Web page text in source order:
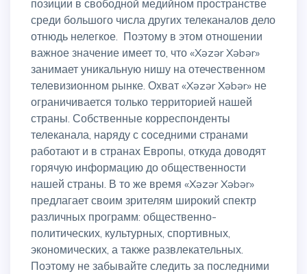
позиции в свободной медийном пространстве
среди большого числа других телеканалов дело
отнюдь нелегкое. Поэтому в этом отношении
важное значение имеет то, что «Xəzər Xəbər»
занимает уникальную нишу на отечественном
телевизионном рынке. Охват «Xəzər Xəbər» не
ограничивается только территорией нашей
страны. Собственные корреспонденты
телеканала, наряду с соседними странами
работают и в странах Европы, откуда доводят
горячую информацию до общественности
нашей страны. В то же время «Xəzər Xəbər»
предлагает своим зрителям широкий спектр
различных программ: общественно-
политических, культурных, спортивных,
экономических, а также развлекательных.
Поэтому не забывайте следить за последними